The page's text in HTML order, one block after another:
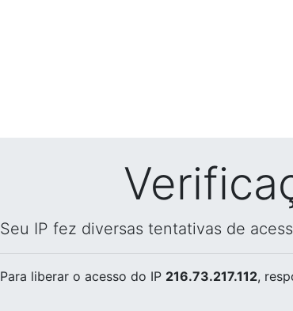
Seu IP fez diversas tentativas de
Para liberar o acesso do IP 216.73.217.112,